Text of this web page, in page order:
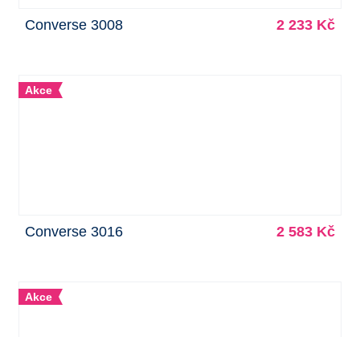
Converse 3008 2 233 Kč
Akce
Converse 3016 2 583 Kč
Akce